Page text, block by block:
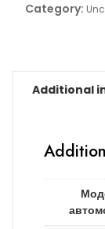
Category:
Additional